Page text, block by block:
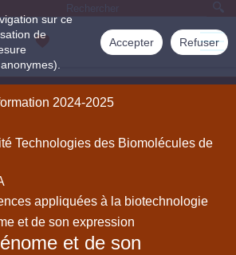
sur ce
de
Accepter Refuser
2024-2025
Technologies des Biomolécules de
appliquées à la biotechnologie
et de son expression
et de son